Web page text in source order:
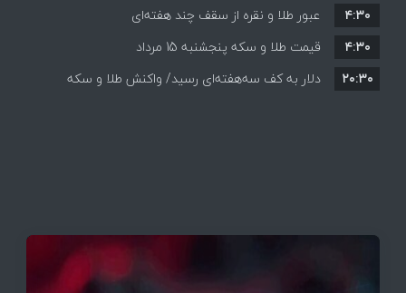
قیمت ها بر مدار افزایش + جدول
عبور طلا و نقره از سقف چند هفته‌ای
۴:۳۰
قیمت طلا و سکه پنجشنبه 15 مرداد
۴:۳۰
دلار به کف سه‌هفته‌ای رسید/ واکنش طلا و سکه
۲۰:۳۰